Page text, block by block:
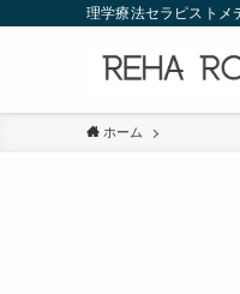
理学療法セラピストメ
ホーム